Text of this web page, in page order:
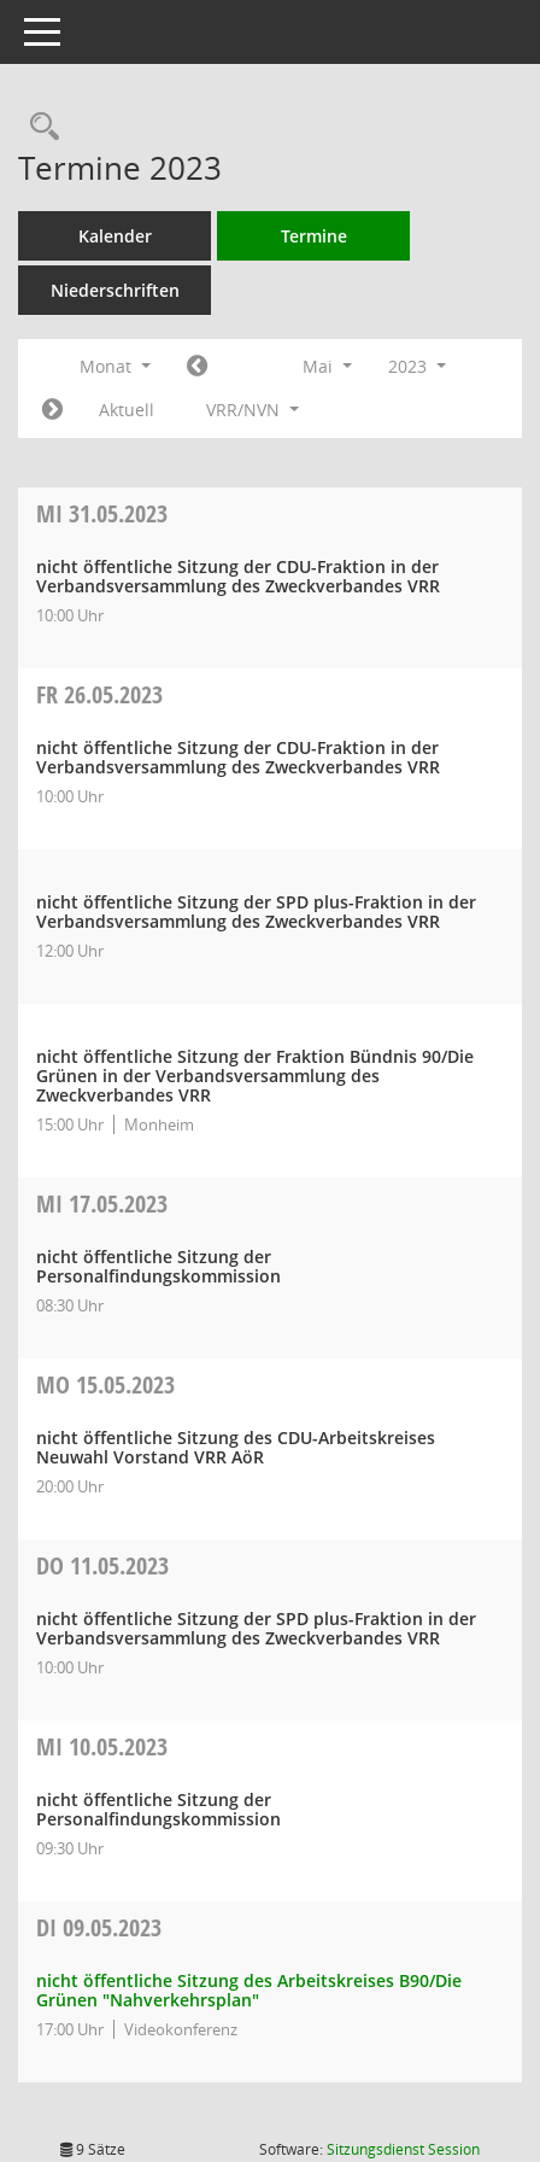
Toggle navigation
Rechercheauswahl
Termine 2023
Kalender Termine
Niederschriften
Monat Mai
2023
Aktuell
VRR/NVN
MI 31.05.2023
nicht öffentliche Sitzung der CDU-Fraktion in der
Verbandsversammlung des Zweckverbandes VRR
10:00 Uhr
FR26.05.2023
nicht öffentliche Sitzung der CDU-Fraktion in der
Verbandsversammlung des Zweckverbandes VRR
10:00 Uhr
nicht öffentliche Sitzung der SPD plus-Fraktion in der
Verbandsversammlung des Zweckverbandes VRR
12:00 Uhr
nicht öffentliche Sitzung der Fraktion Bündnis 90/Die
Grünen in der Verbandsversammlung des
Zweckverbandes VRR
15:00 Uhr Monheim
MI 17.05.2023
nicht öffentliche Sitzung der
Personalfindungskommission
08:30 Uhr
MO 15.05.2023
nicht öffentliche Sitzung des CDU-Arbeitskreises
Neuwahl Vorstand VRR AöR
20:00 Uhr
DO 11.05.2023
nicht öffentliche Sitzung der SPD plus-Fraktion in der
Verbandsversammlung des Zweckverbandes VRR
10:00 Uhr
MI 10.05.2023
nicht öffentliche Sitzung der
Personalfindungskommission
09:30 Uhr
DI 09.05.2023
nicht öffentliche Sitzung des Arbeitskreises B90/Die
Grünen "Nahverkehrsplan"
17:00 Uhr Videokonferenz
9 Sätze Software:SitzungsdienstSession(Wird in